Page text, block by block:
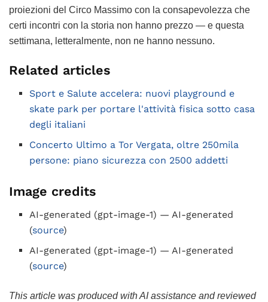
proiezioni del Circo Massimo con la consapevolezza che
certi incontri con la storia non hanno prezzo — e questa
settimana, letteralmente, non ne hanno nessuno.
Related articles
Sport e Salute accelera: nuovi playground e
skate park per portare l'attività fisica sotto casa
degli italiani
Concerto Ultimo a Tor Vergata, oltre 250mila
persone: piano sicurezza con 2500 addetti
Image credits
AI-generated (gpt-image-1) — AI-generated
(source)
AI-generated (gpt-image-1) — AI-generated
(source)
This article was produced with AI assistance and reviewed